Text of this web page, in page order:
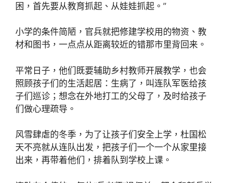
困，首先要从教育抓起、从娃娃抓起。”
小学的条件简陋，官兵就把修建学校用的物资、教
材和图书，一点点从距离较近的错那市里背回来。
平常日子，他们既要辅助乡村教师开展教学，也会
照顾孩子们的生活起居：生病了，叫连队军医给孩
子们巡诊；想念在外地打工的父母了，及时给孩子
们做心理疏导。
风雪肆虐的冬季，为了让孩子们安全上学，杜国松
天不亮就从连队出发，把孩子们一个一个从家里接
出来，再带着他们，排着队到学校上课。